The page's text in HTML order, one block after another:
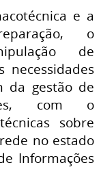
e a
o
de
necessidades
da gestão de
com o
sobre
no estado
Informações